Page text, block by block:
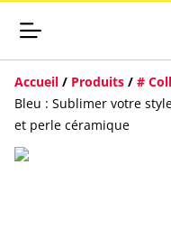
Accueil / Produits / #
Bleu : Sublimer votre
et perle céramique